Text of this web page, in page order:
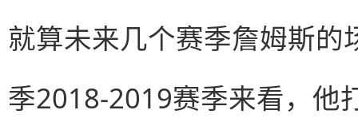
就算未来几个赛季詹姆斯
季2018-2019赛季来看，他